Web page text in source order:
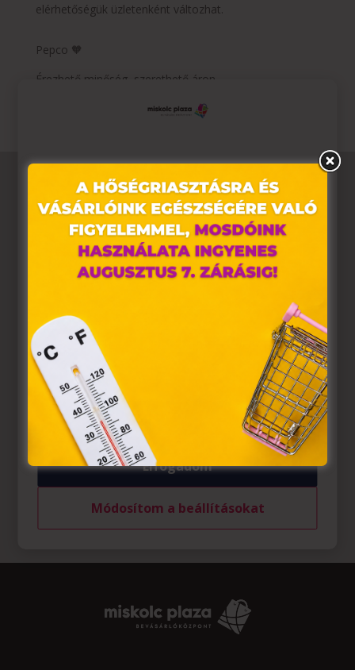
elérhetőségük üzletenként változhat.
Pepco 🧡
Érezhető minőség, szerethető áron.
Ez az oldal sütiket használ
Weboldalunkon „cookie"-kat (továbbiakban „süti")
alkalmazunk. Ezek olyan fájlok, melyek információt
tárolnak webes böngészőjében. Ehhez az Ön
hozzájárulása szükséges.
A „sütiket" az elektronikus hírközlésről szóló 2003. évi C.
törvény, az elektronikus kereskedelmi szolgáltatások, az
információs társadalommal összefüggő szolgáltatások
egyes kérdéseiről szóló 2001. évi CVIII. törvény, valamint
az Európai Unió előírásainak megfelelően használjuk.
Azon weblapoknak, melyek az Európai Unió országain
belül működnek, a „sütik" használatához, és ezeknek a
felhasználó számítógépén vagy egyéb eszközén történő
tárolásához a felhasználók hozzájárulását kell kérniük.
Elfogadom
Módosítom a beállításokat